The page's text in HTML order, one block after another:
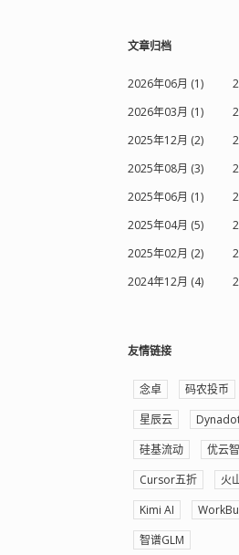
文章归档
2026年06月 (1)
2026年03月 (1)
2025年12月 (2)
2025年08月 (3)
2025年06月 (1)
2025年04月 (5)
2025年02月 (2)
2024年12月 (4)
友情链接
念卓 码农投币
星辰云
硅基流动
优云
Cursor五折
火
Kimi AI
智谱GLM